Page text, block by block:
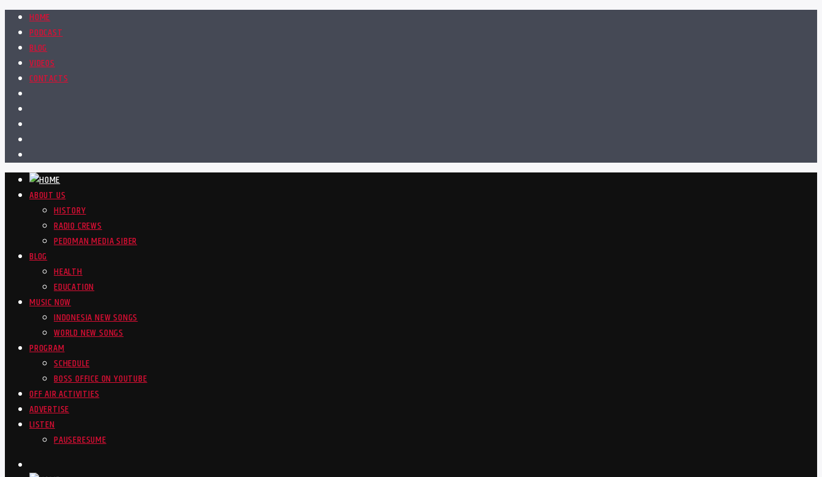
HOME
PODCAST
BLOG
VIDEOS
CONTACTS
ABOUT US
HISTORY
RADIO CREWS
PEDOMAN MEDIA SIBER
BLOG
HEALTH
EDUCATION
MUSIC NOW
INDONESIA NEW SONGS
WORLD NEW SONGS
PROGRAM
SCHEDULE
BOSS OFFICE ON YOUTUBE
OFF AIR ACTIVITIES
ADVERTISE
LISTEN
PAUSERESUME